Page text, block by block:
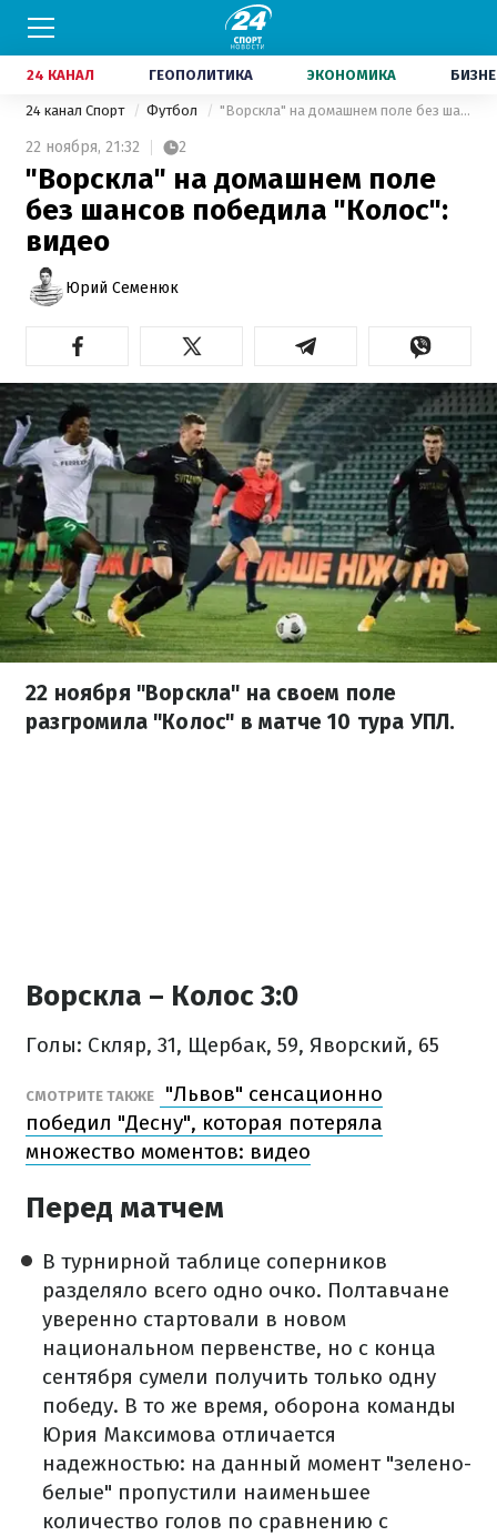
24 КАНАЛ ГЕОПОЛИТИКА ЭКОНОМИКА
24 канал Спорт Футбол "Ворскла" на домашнем поле без шансов победила "Колос": видео
22 ноября, 21:32 2
"Ворскла" на домашнем поле
без шансов победила "Колос":
видео
Юрий Семенюк
22 ноября "Ворскла" на своем поле
разгромила "Колос" в матче 10 тура УПЛ.
Ворскла – Колос 3:0
Голы: Скляр, 31, Щербак, 59, Яворский, 65
СМОТРИТЕ ТАКЖЕ
"Львов" сенсационно
победил "Десну", которая потеряла
множество моментов: видео
Перед матчем
В турнирной таблице соперников
разделяло всего одно очко. Полтавчане
уверенно стартовали в новом
национальном первенстве, но с конца
сентября сумели получить только одну
победу. В то же время, оборона команды
Юрия Максимова отличается
надежностью: на данный момент "зелено-
белые" пропустили наименьшее
количество голов по сравнению с